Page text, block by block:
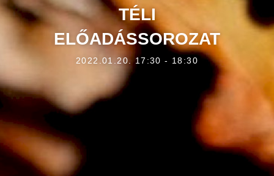
SZOLGÁLTATÁSOK
PROGRAMOK
RÓLUNK
ONLINE JEGYVÁSÁRLÁS
TÉLI
ELŐADÁSSOROZAT
2022.01.20. 17:30 - 18:30